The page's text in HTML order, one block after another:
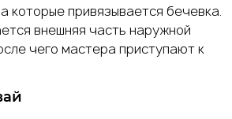
которые привязывается бечевка.
внешняя часть наружной
чего мастера приступают к